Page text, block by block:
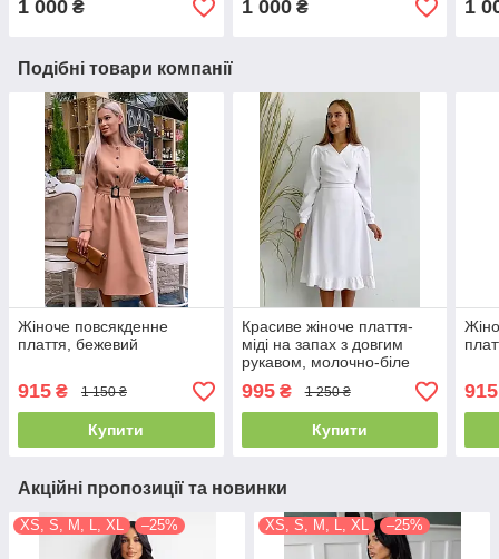
1 000 ₴ 1 000₴ 1
Подібні товари компанії
Жіноче повсякденне
плаття, бежевий
915 ₴ 1 150 ₴
Купити
Красиве жіноче плаття-
міді на запах з довгим
рукавом, молочно-біле
995₴ 1 250 ₴
Купити
915
Акційні пропозиції та новинки
XS, S, M, L, XL –25% XS, S, M, L, XL –25%